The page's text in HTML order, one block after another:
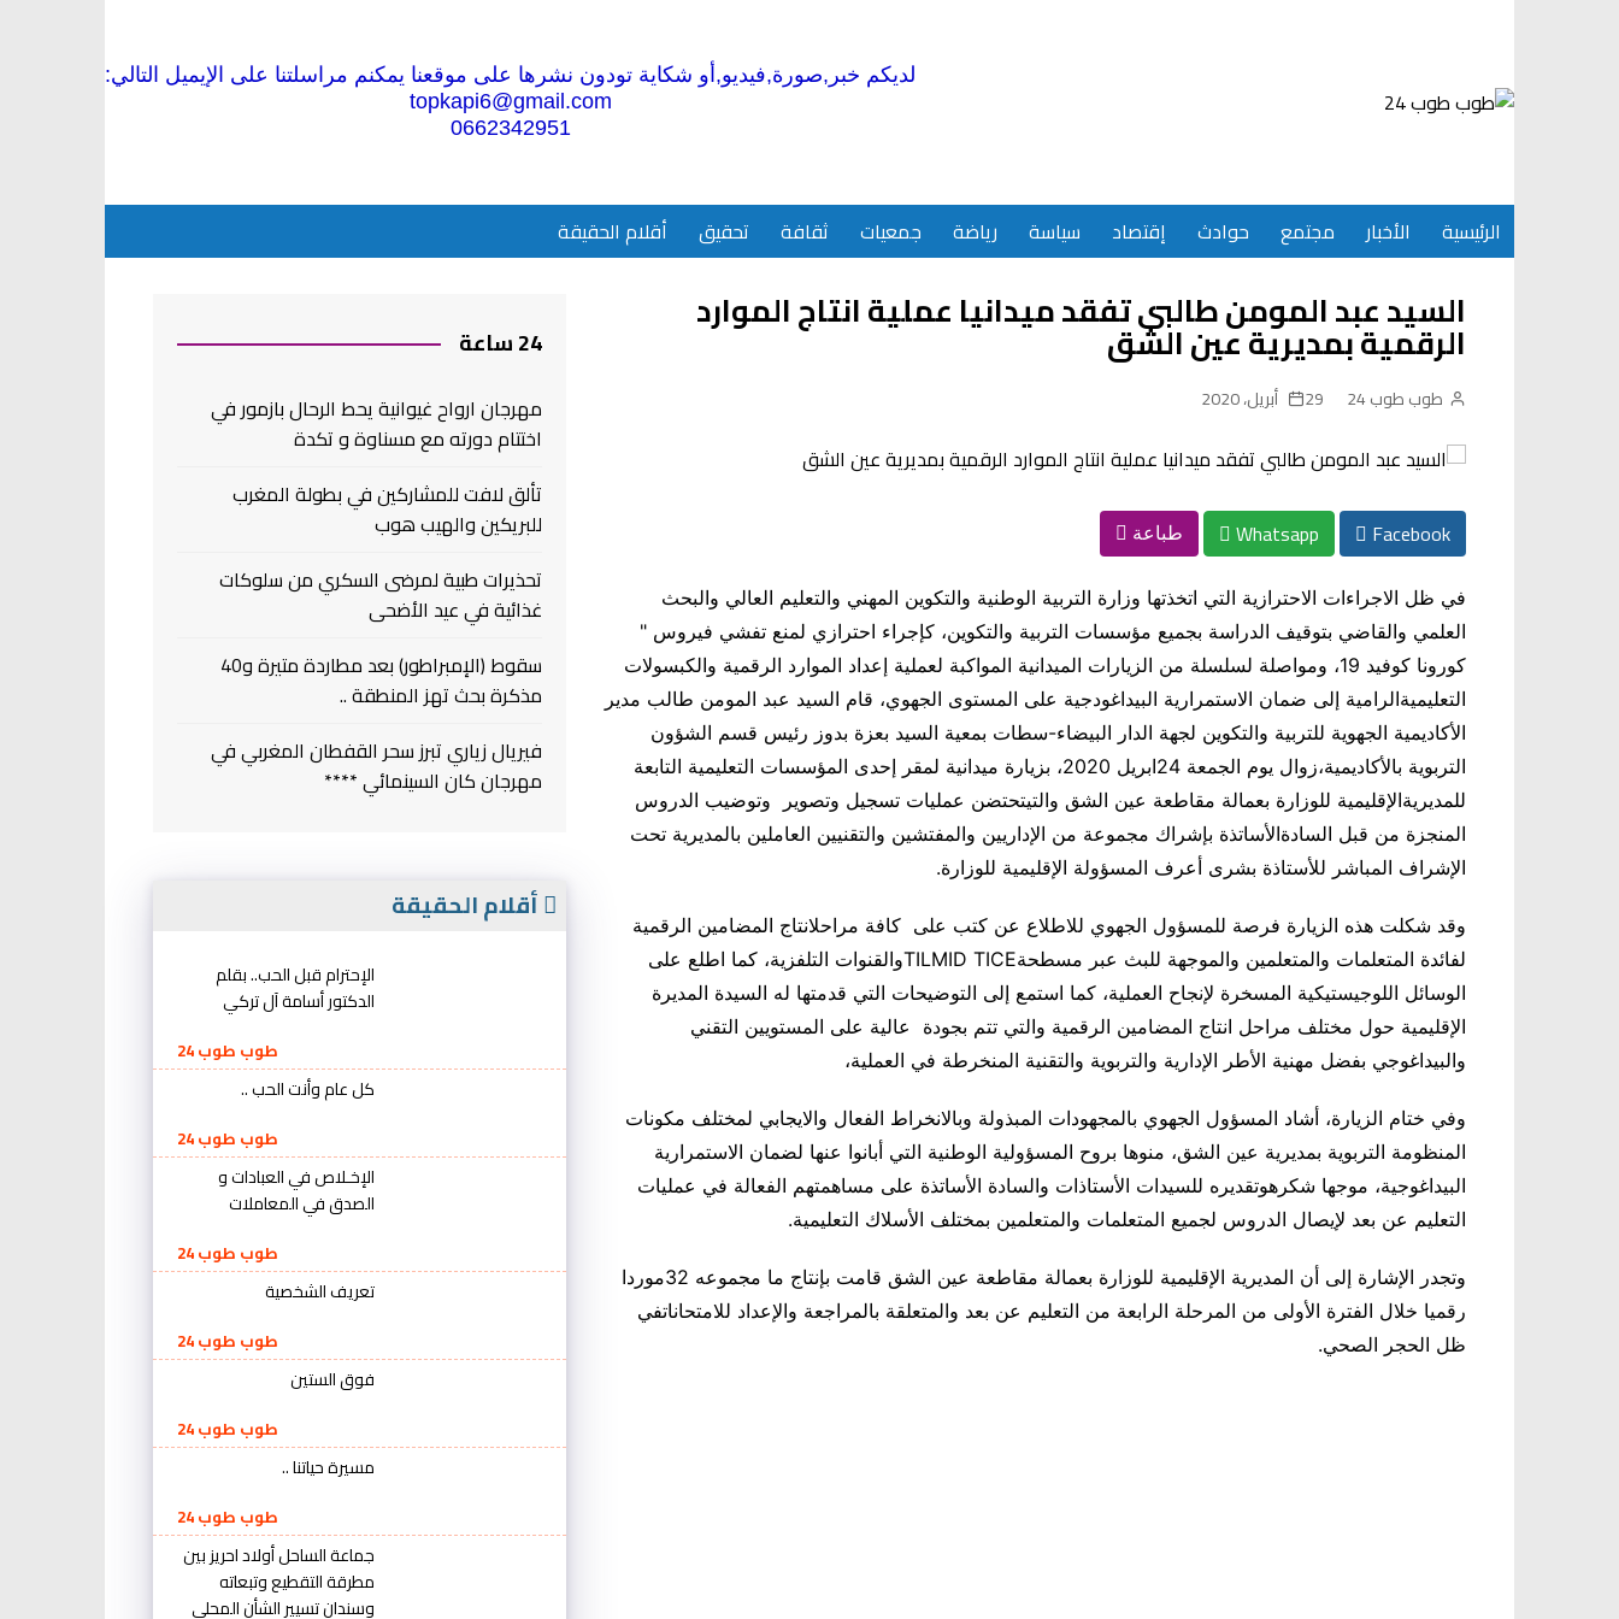
لديكم خبر,صورة,فيديو,أو شكاية تودون نشرها على موقعنا يمكنم مراسلتنا على الإيميل التالي:
topkapi6@gmail.com
0662342951
الرئيسية الأخبار مجتمع حوادث إقتصاد سياسة رياضة جمعيات ثقافة تحقيق أقلام الحقيقة
السيد عبد المومن طالبي تفقد ميدانيا عملية انتاج الموارد
الرقمية بمديرية عين الشق
طوب طوب 24 29 أبريل، 2020
Facebook
Whatsapp طباعة
في ظل الاجراءات الاحترازية التي اتخذتها وزارة التربية الوطنية والتكوين المهني والتعليم العالي والبحث
العلمي والقاضي بتوقيف الدراسة بجميع مؤسسات التربية والتكوين، كإجراء احترازي لمنع تفشي فيروس "
كورونا كوفيد 19، ومواصلة لسلسلة من الزيارات الميدانية المواكبة لعملية إعداد الموارد الرقمية والكبسولات
التعليميةالرامية إلى ضمان الاستمرارية البيداغودجية على المستوى الجهوي، قام السيد عبد المومن طالب مدير
الأكاديمية الجهوية للتربية والتكوين لجهة الدار البيضاء-سطات بمعية السيد بعزة بدوز رئيس قسم الشؤون
التربوية بالأكاديمية،زوال يوم الجمعة 24ابريل 2020، بزيارة ميدانية لمقر إحدى المؤسسات التعليمية التابعة
للمديريةالإقليمية للوزارة بعمالة مقاطعة عين الشق والتيتحتضن عمليات تسجيل وتصوير وتوضيب الدروس
المنجزة من قبل السادةالأساتذة بإشراك مجموعة من الإداريين والمفتشين والتقنيين العاملين بالمديرية تحت
الإشراف المباشر للأستاذة بشرى أعرف المسؤولة الإقليمية للوزارة.
وقد شكلت هذه الزيارة فرصة للمسؤول الجهوي للاطلاع عن كتب على كافة مراحلانتاج المضامين الرقمية
لفائدة المتعلمات والمتعلمين والموجهة للبث عبر مسطحةTILMID TICEوالقنوات التلفزية، كما اطلع على
الوسائل اللوجيستيكية المسخرة لإنجاح العملية، كما استمع إلى التوضيحات التي قدمتها له السيدة المديرة
الإقليمية حول مختلف مراحل انتاج المضامين الرقمية والتي تتم بجودة عالية على المستويين التقني
والبيداغوجي بفضل مهنية الأطر الإدارية والتربوية والتقنية المنخرطة في العملية،
وفي ختام الزيارة، أشاد المسؤول الجهوي بالمجهودات المبذولة وبالانخراط الفعال والايجابي لمختلف مكونات
المنظومة التربوية بمديرية عين الشق، منوها بروح المسؤولية الوطنية التي أبانوا عنها لضمان الاستمرارية
البيداغوجية، موجها شكرهوتقديره للسيدات الأستاذات والسادة الأساتذة على مساهمتهم الفعالة في عمليات
التعليم عن بعد لإيصال الدروس لجميع المتعلمات والمتعلمين بمختلف الأسلاك التعليمية.
وتجدر الإشارة إلى أن المديرية الإقليمية للوزارة بعمالة مقاطعة عين الشق قامت بإنتاج ما مجموعه 32موردا
رقميا خلال الفترة الأولى من المرحلة الرابعة من التعليم عن بعد والمتعلقة بالمراجعة والإعداد للامتحاناتفي
ظل الحجر الصحي.
24 ساعة
مهرجان ارواح غيوانية يحط الرحال بازمور في
اختتام دورته مع مسناوة و تكدة
تألق لافت للمشاركين في بطولة المغرب
للبريكين والهيب هوب
تحذيرات طبية لمرضى السكري من سلوكات
غذائية في عيد الأضحى
سقوط (الإمبراطور) بعد مطاردة متيرة و40
مذكرة بحث تهز المنطقة ..
فيريال زياري تبرز سحر القفطان المغربي في
مهرجان كان السينمائي ****
أقلام الحقيقة
الإحترام قبل الحب.. بقلم
الدكتور أسامة آل تركي
طوب طوب 24
كل عام وأنت الحب ..
طوب طوب 24
الإخـلاص في العبادات و
الصدق في المعاملات
طوب طوب 24
تعريف الشخصية
طوب طوب 24
فوق الستين
طوب طوب 24
مسيرة حياتنا ..
طوب طوب 24
جماعة الساحل أولاد احريز بين
مطرقة التقطيع وتبعاته
وسندان تسيير الشأن المحلي